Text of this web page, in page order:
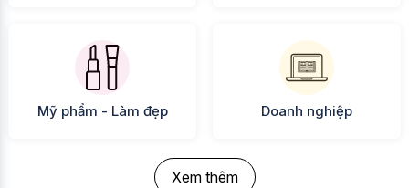
Mỹ phẩm - Làm đẹp Doanh nghiệp
Xem thêm